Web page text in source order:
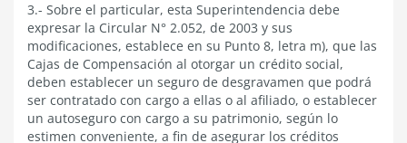
3.- Sobre el particular, esta Superintendencia debe
expresar la Circular N° 2.052, de 2003 y sus
modificaciones, establece en su Punto 8, letra m), que las
Cajas de Compensación al otorgar un crédito social,
deben establecer un seguro de desgravamen que podrá
ser contratado con cargo a ellas o al afiliado, o establecer
un autoseguro con cargo a su patrimonio, según lo
estimen conveniente, a fin de asegurar los créditos